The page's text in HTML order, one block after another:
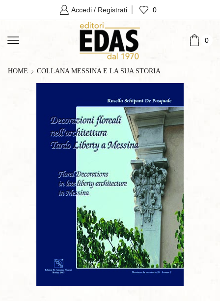
Accedi / Registrati 0
0
HOME COLLANA MESSINA E LA SUA STORIA